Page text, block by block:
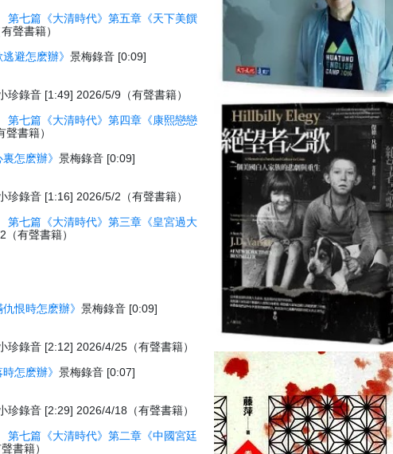
第七篇《大清時代》第五章《天下美饌
聲書籍）
逃避怎麽辦》景梅錄音 [0:09]
珍錄音 [1:49] 2026/5/9（有聲書籍）
第七篇《大清時代》第四章《康熙戀戀
書籍）
裏怎麽辦》景梅錄音 [0:09]
珍錄音 [1:16] 2026/5/2（有聲書籍）
第七篇《大清時代》第三章《皇宮過大
有聲書籍）
仇恨時怎麽辦》景梅錄音 [0:09]
珍錄音 [2:12] 2026/4/25（有聲書籍）
時怎麽辦》景梅錄音 [0:07]
珍錄音 [2:29] 2026/4/18（有聲書籍）
第七篇《大清時代》第二章《中國宮廷
書籍）